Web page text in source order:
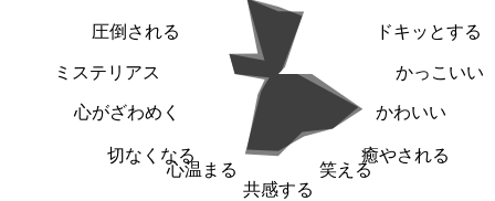
ドキッとする
かっこいい
かわいい
癒やされる
笑える
共感する
心温まる
切なくなる
心がざわめく
ミステリアス
圧倒される